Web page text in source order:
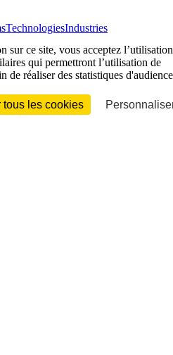
TechnologiesIndustries
sur ce site, vous acceptez l’utilisation
qui permettront l’utilisation de
de réaliser des statistiques d'audience
tous les cookies